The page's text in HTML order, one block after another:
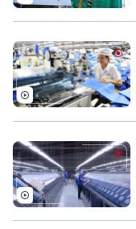
Chuyên mục
Thời sự